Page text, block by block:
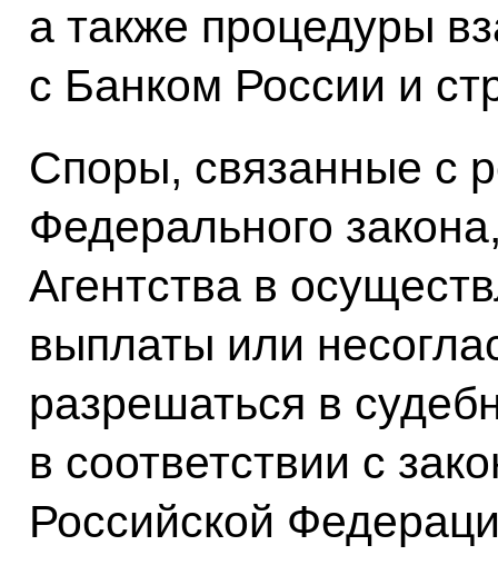
а также процедуры
с Банком России и
Споры, связанные с
Федерального
Агентства в
выплаты или
разрешаться в
в соответствии с
Российской